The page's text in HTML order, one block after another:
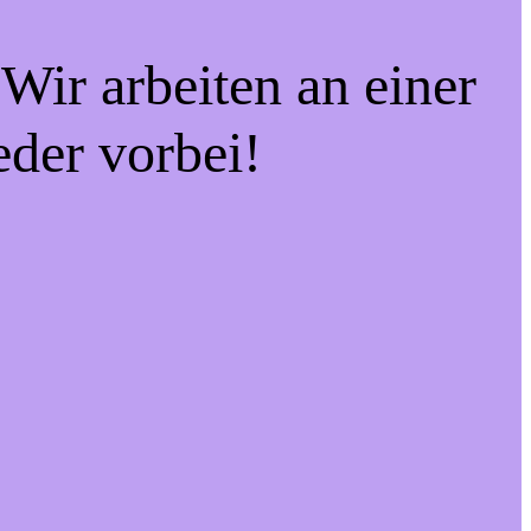
arbeiten an einer
vorbei!